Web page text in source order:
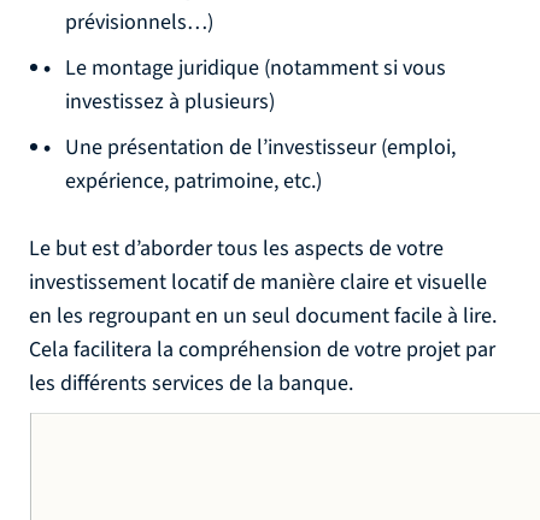
prévisionnels…)
Le montage juridique (notamment si vous
investissez à plusieurs)
Une présentation de l’investisseur (emploi,
expérience, patrimoine, etc.)
Le but est d’aborder tous les aspects de votre
investissement locatif de manière claire et visuelle
en les regroupant en un seul document facile à lire.
Cela facilitera la compréhension de votre projet par
les différents services de la banque.